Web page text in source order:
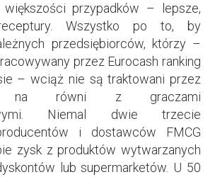
przypadków – lepsze,
Wszystko po to, by
przedsiębiorców, którzy –
przez Eurocash ranking
– wciąż nie są traktowani przez
na równi z graczami
Niemal dwie trzecie
i dostawców FMCG
zysk z produktów wytwarzanych
lub supermarketów. U 50